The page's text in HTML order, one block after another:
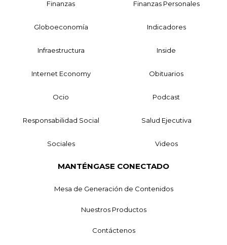
Finanzas Finanzas Personales
Globoeconomía Indicadores
Infraestructura Inside
Internet Economy Obituarios
Ocio Podcast
Responsabilidad Social Salud Ejecutiva
Sociales Videos
MANTÉNGASE CONECTADO
Mesa de Generación de Contenidos
Nuestros Productos
Contáctenos